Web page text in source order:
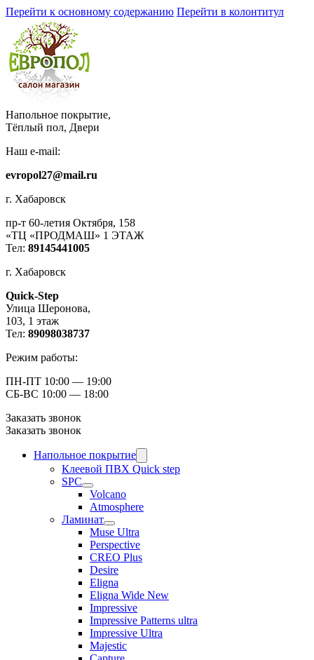
Перейти к основному содержанию Перейти в колонтитул
Напольное покрытие,
Тёплый пол, Двери
Наш e-mail:
evropol27@mail.ru
г. Хабаровск
пр-т 60-летия Октября, 158
«ТЦ «ПРОДМАШ» 1 ЭТАЖ
Тел: 89145441005
г. Хабаровск
Quick-Step
​Улица Шеронова,
103, ​1 этаж
Тел: 89098038737
Режим работы:
ПН-ПТ 10:00 — 19:00
СБ-ВС 10:00 — 18:00
Заказать звонок
Заказать звонок
Напольное покрытие
Клеевой ПВХ Quick step
SPC
Volcano
Atmosphere
Ламинат
Muse Ultra
Perspective
CREO Plus
Desire
Eligna
Eligna Wide New
Impressive
Impressive Patterns ultra
Impressive Ultra
Majestic